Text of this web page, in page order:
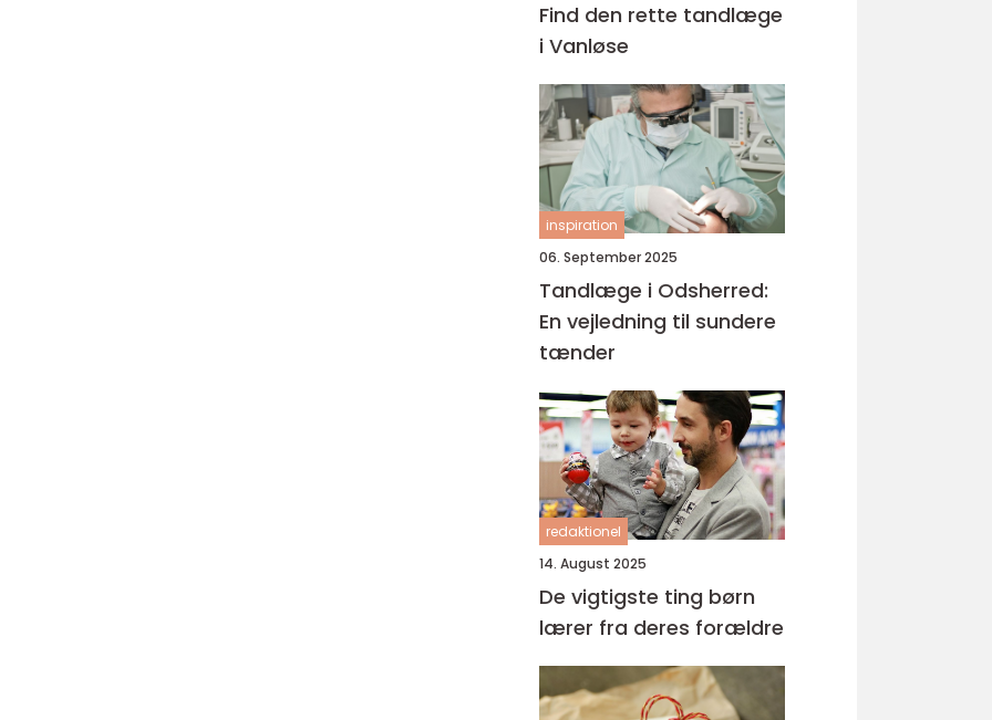
Find den rette tandlæge
i Vanløse
inspiration
06. September 2025
Tandlæge i Odsherred:
En vejledning til sundere
tænder
redaktionel
14. August 2025
De vigtigste ting børn
lærer fra deres forældre